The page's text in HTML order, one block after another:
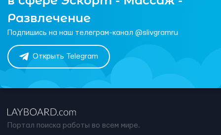
Развлечение
Подпишись на наш телеграм-канал @slivgramru
Открыть Telegram
Портал поиска работы во всем мире.